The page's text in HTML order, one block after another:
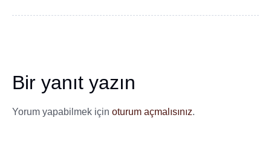
Bir yanıt yazın
Yorum yapabilmek için oturum açmalısınız.